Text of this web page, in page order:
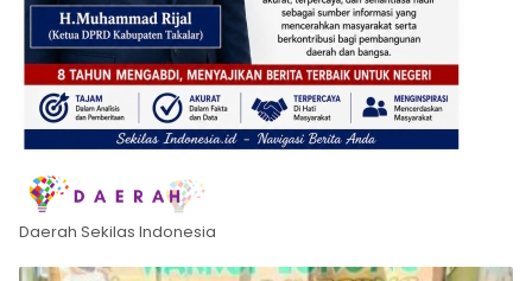
Daerah Sekilas Indonesia